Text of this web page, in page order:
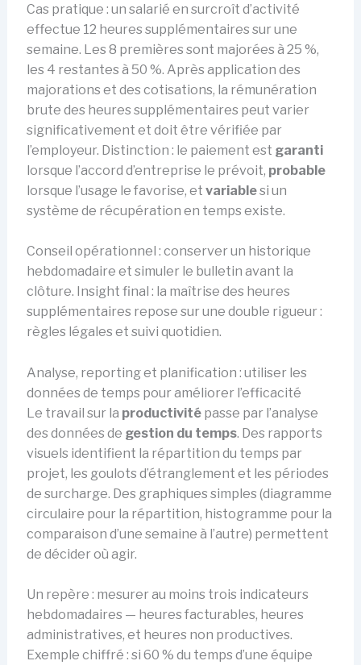
Cas pratique : un salarié en surcroît d’activité
effectue 12 heures supplémentaires sur une
semaine. Les 8 premières sont majorées à 25 %,
les 4 restantes à 50 %. Après application des
majorations et des cotisations, la rémunération
brute des heures supplémentaires peut varier
significativement et doit être vérifiée par
l’employeur. Distinction : le paiement est garanti
lorsque l’accord d’entreprise le prévoit, probable
lorsque l’usage le favorise, et variablesi un
système de récupération en temps existe.
Conseil opérationnel : conserver un historique
hebdomadaire et simuler le bulletin avant la
clôture. Insight final : la maîtrise des heures
supplémentaires repose sur une double rigueur :
règles légales et suivi quotidien.
Analyse, reporting et planification : utiliser les
données de temps pour améliorer l’efficacité
Le travail sur la productivitépasse par l’analyse
des données de gestion du temps. Des rapports
visuels identifient la répartition du temps par
projet, les goulots d’étranglement et les périodes
de surcharge. Des graphiques simples (diagramme
circulaire pour la répartition, histogramme pour la
comparaison d’une semaine à l’autre) permettent
de décider où agir.
Un repère : mesurer au moins trois indicateurs
hebdomadaires — heures facturables, heures
administratives, et heures non productives.
Exemple chiffré : si 60 % du temps d’une équipe